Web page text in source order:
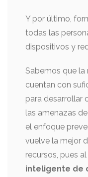
Y por último,
todas las
dispositivos y
Sabemos que la
cuentan con
para desarrollar
las amenazas
el enfoque
vuelve la mejor
recursos, pues
inteligente de